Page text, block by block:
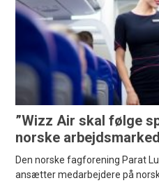
”Wizz Air skal følge
norske
Den norske fagforening Parat
ansætter medarbejdere på